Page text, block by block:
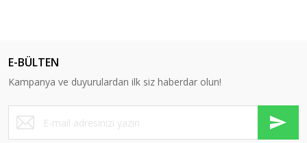
E-BÜLTEN
Kampanya ve duyurulardan ilk siz haberdar olun!